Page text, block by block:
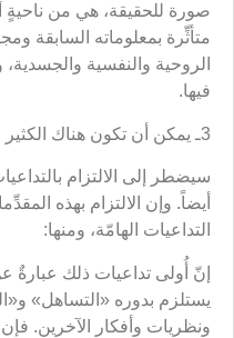
صورة للحقيقة، هي من ناحيةٍ
متأثِّرة بمعلوماته السابقة
الروحية والنفسية
فيها.
3ـ يمكن أن تكون هناك الكثير من الصور للحقيقة الواحدة.
سيضطر إلى الالتزام
أيضاً. وإن الالتزام بهذه
التداعيات الهامّة، ومنها:
إنّ أُولى تداعيات ذلك عبارةٌ
يستلزم بدوره «التساهل»
ونظريات وأفكار الآخرين.